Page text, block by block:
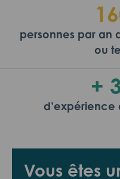
Vous êtes
personnes par an
ou
+
d’expérience